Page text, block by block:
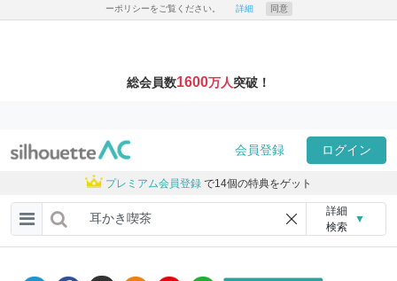
ーポリシーをご覧ください。 詳細 同意
総会員数1600万人突破！
会員登録 ログイン
プレミアム会員登録 で14個の特典をゲット
詳細
検索
▼